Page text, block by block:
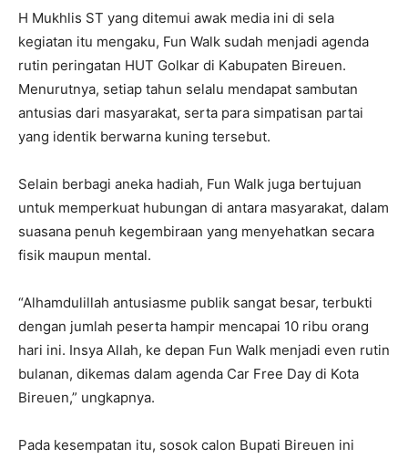
H Mukhlis ST yang ditemui awak media ini di sela
kegiatan itu mengaku, Fun Walk sudah menjadi agenda
rutin peringatan HUT Golkar di Kabupaten Bireuen.
Menurutnya, setiap tahun selalu mendapat sambutan
antusias dari masyarakat, serta para simpatisan partai
yang identik berwarna kuning tersebut.
Selain berbagi aneka hadiah, Fun Walk juga bertujuan
untuk memperkuat hubungan di antara masyarakat, dalam
suasana penuh kegembiraan yang menyehatkan secara
fisik maupun mental.
“Alhamdulillah antusiasme publik sangat besar, terbukti
dengan jumlah peserta hampir mencapai 10 ribu orang
hari ini. Insya Allah, ke depan Fun Walk menjadi even rutin
bulanan, dikemas dalam agenda Car Free Day di Kota
Bireuen,” ungkapnya.
Pada kesempatan itu, sosok calon Bupati Bireuen ini